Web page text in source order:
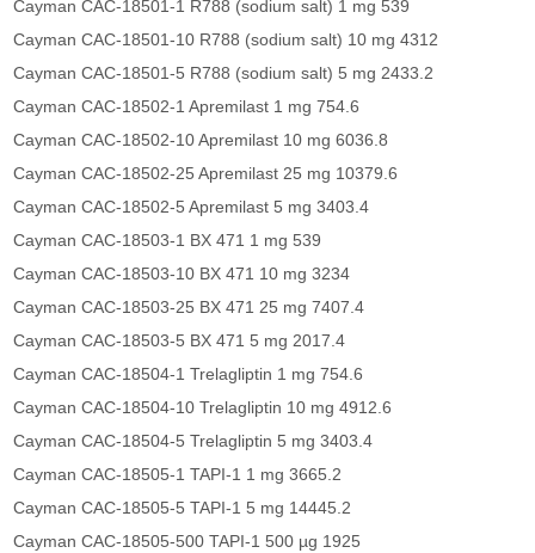
Cayman CAC-18501-1 R788 (sodium salt) 1 mg 539
Cayman CAC-18501-10 R788 (sodium salt) 10 mg 4312
Cayman CAC-18501-5 R788 (sodium salt) 5 mg 2433.2
Cayman CAC-18502-1 Apremilast 1 mg 754.6
Cayman CAC-18502-10 Apremilast 10 mg 6036.8
Cayman CAC-18502-25 Apremilast 25 mg 10379.6
Cayman CAC-18502-5 Apremilast 5 mg 3403.4
Cayman CAC-18503-1 BX 471 1 mg 539
Cayman CAC-18503-10 BX 471 10 mg 3234
Cayman CAC-18503-25 BX 471 25 mg 7407.4
Cayman CAC-18503-5 BX 471 5 mg 2017.4
Cayman CAC-18504-1 Trelagliptin 1 mg 754.6
Cayman CAC-18504-10 Trelagliptin 10 mg 4912.6
Cayman CAC-18504-5 Trelagliptin 5 mg 3403.4
Cayman CAC-18505-1 TAPI-1 1 mg 3665.2
Cayman CAC-18505-5 TAPI-1 5 mg 14445.2
Cayman CAC-18505-500 TAPI-1 500 µg 1925